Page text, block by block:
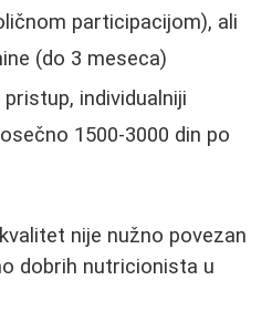
participacijom), ali
(do 3 meseca)
pristup, individualniji
1500-3000 din po
nije nužno povezan
dobrih nutricionista u